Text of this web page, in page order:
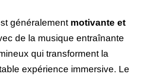
généralement motivante et
de la musique entraînante
qui transforment la
expérience immersive. Le